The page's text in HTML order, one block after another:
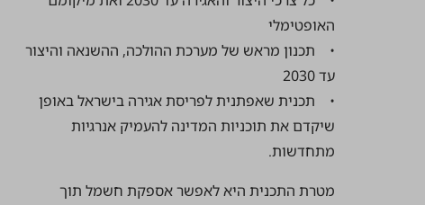
האופטימלי
• תכנון מראש של מערכת ההולכה, ההשנאה והיצור
עד 2030
• תכנית שאפתנית לפריסת אגירה בישראל באופן
שיקדם את תוכניות המדינה להעמיק אנרגיות
מתחדשות.
מטרת התכנית היא לאפשר אספקת חשמל תוך